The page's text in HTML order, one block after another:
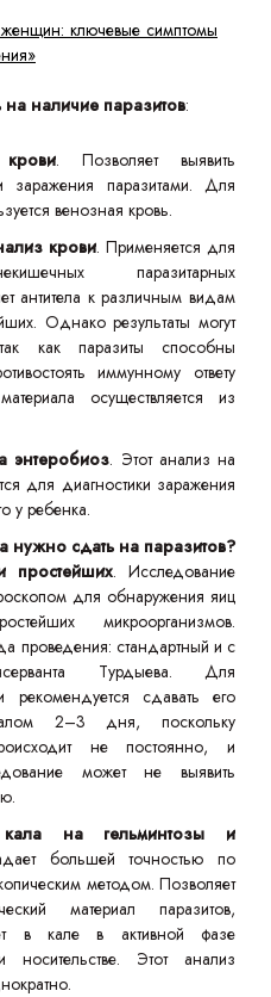
ключевые симптомы
наличие паразитов:
. Позволяет выявить
заражения паразитами. Для
венозная кровь.
крови. Применяется для
паразитарных
антитела к различным видам
Однако результаты могут
как паразиты способны
иммунному ответу
осуществляется из
энтеробиоз. Этот анализ на
для диагностики заражения
у ребенка.
нужно сдать на паразитов?
простейших. Исследование
для обнаружения яиц
микроорганизмов.
проведения: стандартный и с
Турдыева. Для
рекомендуется сдавать его
2–3 дня, поскольку
не постоянно, и
может не выявить
кала на гельминтозы и
большей точностью по
методом. Позволяет
материал паразитов,
в кале в активной фазе
Этот анализ